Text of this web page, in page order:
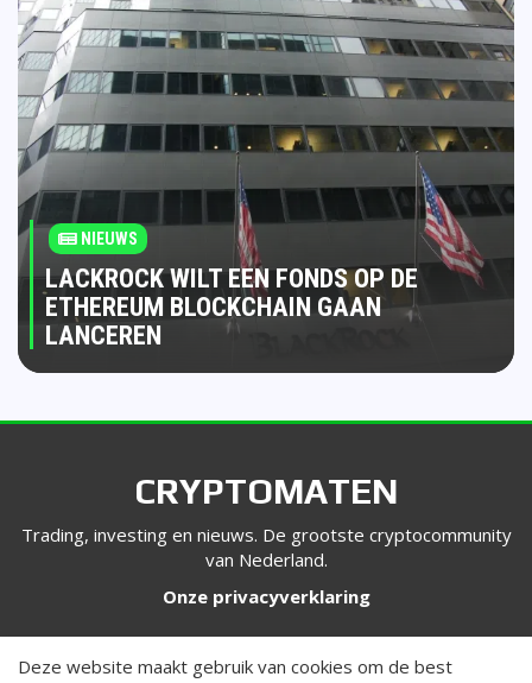
NIEUWS
LACKROCK WILT EEN FONDS OP DE
ETHEREUM BLOCKCHAIN GAAN
LANCEREN
CRYPTOMATEN
Trading, investing en nieuws. De grootste cryptocommunity
van Nederland.
Onze privacyverklaring
Deze website maakt gebruik van cookies om de best